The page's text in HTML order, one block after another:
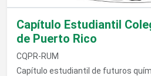
Capítulo Estudiantil
de Puerto Rico
CQPR-RUM
Capítulo estudiantil de futuros